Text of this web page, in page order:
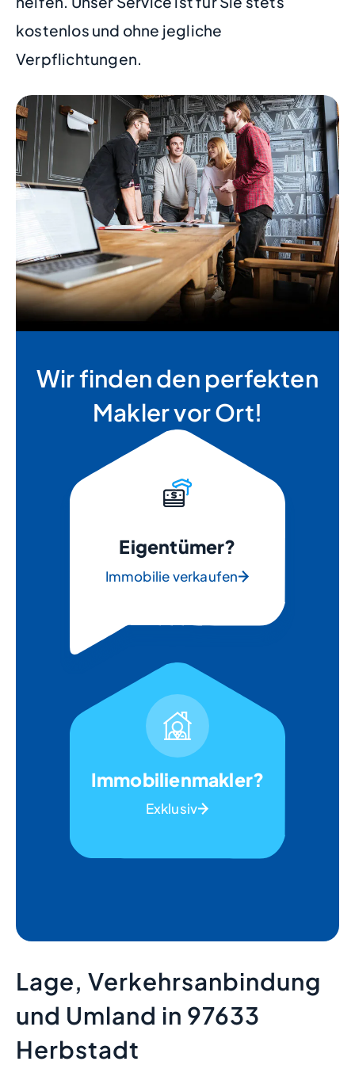
kostenlos und ohne jegliche
Verpflichtungen.
Wir finden den perfekten
Makler vor Ort!
Eigentümer?
Immobilie verkaufen
Immobilienmakler?
Exklusiv
Lage, Verkehrsanbindung
und Umland in 97633
Herbstadt